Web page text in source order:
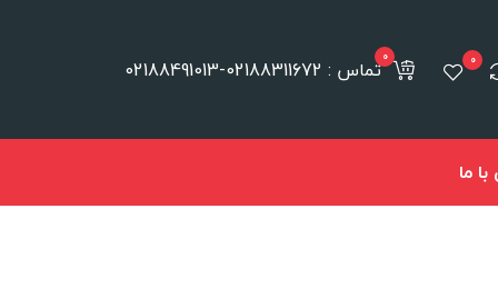
0 تماس : 02188311672-021884910130
ما